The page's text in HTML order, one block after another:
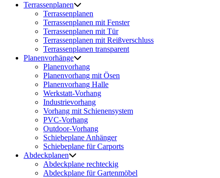
Terrassenplanen
Terrassenplanen
Terrassenplanen mit Fenster
Terrassenplanen mit Tür
Terrassenplanen mit Reißverschluss
Terrassenplanen transparent
Planenvorhänge
Planenvorhang
Planenvorhang mit Ösen
Planenvorhang Halle
Werkstatt-Vorhang
Industrievorhang
Vorhang mit Schienensystem
PVC-Vorhang
Outdoor-Vorhang
Schiebeplane Anhänger
Schiebeplane für Carports
Abdeckplanen
Abdeckplane rechteckig
Abdeckplane für Gartenmöbel